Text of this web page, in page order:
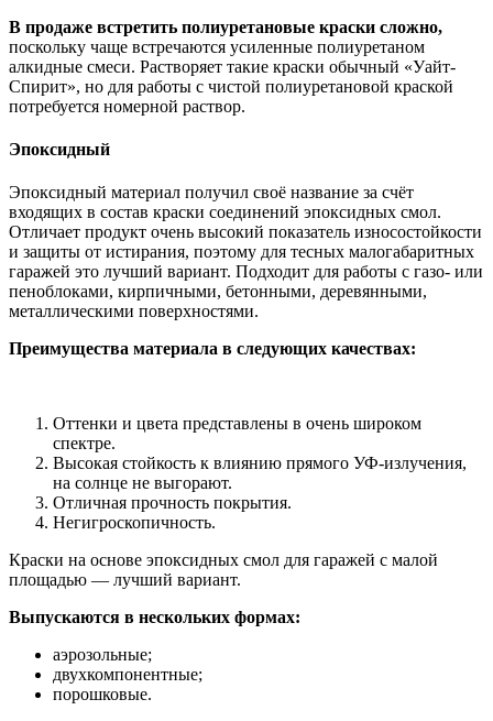
В продаже встретить полиуретановые краски сложно,
поскольку чаще встречаются усиленные полиуретаном
алкидные смеси. Растворяет такие краски обычный «Уайт-
Спирит», но для работы с чистой полиуретановой краской
потребуется номерной раствор.
Эпоксидный
Эпоксидный материал получил своё название за счёт
входящих в состав краски соединений эпоксидных смол.
Отличает продукт очень высокий показатель износостойкости
и защиты от истирания, поэтому для тесных малогабаритных
гаражей это лучший вариант. Подходит для работы с газо- или
пеноблоками, кирпичными, бетонными, деревянными,
металлическими поверхностями.
Преимущества материала в следующих качествах:
Оттенки и цвета представлены в очень широком
спектре.
Высокая стойкость к влиянию прямого УФ-излучения,
на солнце не выгорают.
Отличная прочность покрытия.
Негигроскопичность.
Краски на основе эпоксидных смол для гаражей с малой
площадью — лучший вариант.
Выпускаются в нескольких формах:
аэрозольные;
двухкомпонентные;
порошковые.